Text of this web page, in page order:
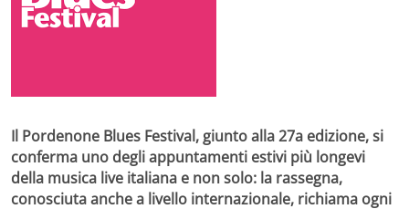
Il Pordenone Blues Festival, giunto alla 27a edizione, si
conferma uno degli appuntamenti estivi più longevi
della musica live italiana e non solo: la rassegna,
conosciuta anche a livello internazionale, richiama ogni